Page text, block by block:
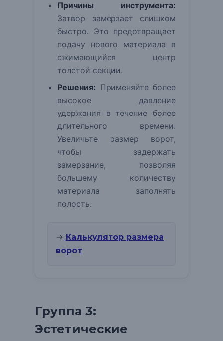
Причины инструмента:
Затвор замерзает слишком
быстро. Это предотвращает
подачу нового материала в
сжимающийся центр
толстой секции.
Решения: Применяйте более
высокое давление
удержания в течение более
длительного времени.
Увеличьте размер ворот,
чтобы задержать
замерзание, позволяя
большему количеству
материала заполнять
полость.
→ Калькулятор размера
ворот
Группа 3:
Эстетические